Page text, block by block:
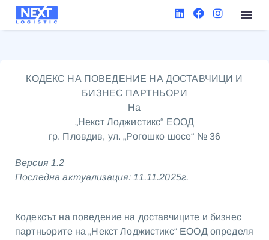
КОДЕКС НА ПОВЕДЕНИЕ НА ДОСТАВЧИЦИ И
БИЗНЕС ПАРТНЬОРИ
На
„Некст Лоджистикс“ ЕООД
гр. Пловдив, ул. „Рогошко шосе“ № 36
Версия 1.2
Последна актуализация: 11.11.2025г.
Кодексът на поведение на доставчиците и бизнес
партньорите на „Некст Лоджистикс“ ЕООД определя